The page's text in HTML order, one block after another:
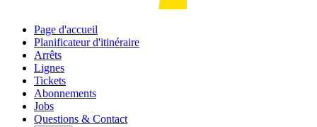
Page d'accueil
Planificateur d'itinéraire
Arrêts
Lignes
Tickets
Abonnements
Jobs
Questions & Contact